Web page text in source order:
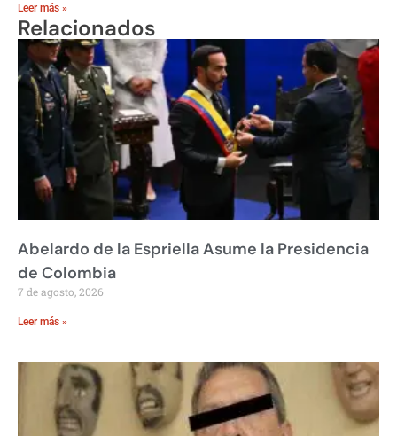
Leer más »
Relacionados
Abelardo de la Espriella Asume la Presidencia
de Colombia
7 de agosto, 2026
Leer más »